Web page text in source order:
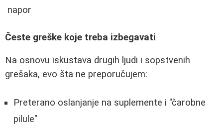
napor
Česte greške koje treba izbegavati
Na osnovu iskustava drugih ljudi i sopstvenih
grešaka, evo šta ne preporučujem:
Preterano oslanjanje na suplemente i "čarobne
pilule"